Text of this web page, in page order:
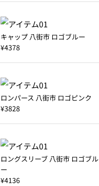
キャップ 八街市 ロゴブルー
¥4378
ロンパース 八街市 ロゴピンク
¥3828
ロングスリーブ 八街市 ロゴブル
ー
¥4136